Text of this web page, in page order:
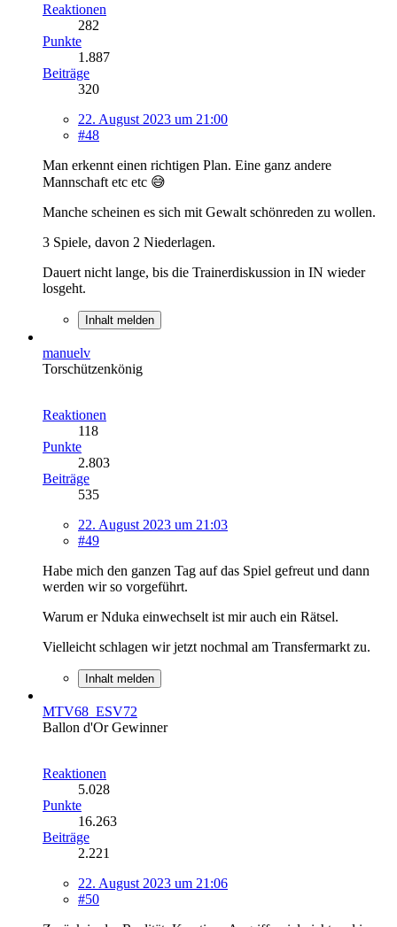
Reaktionen
282
Punkte
1.887
Beiträge
320
22. August 2023 um 21:00
#48
Man erkennt einen richtigen Plan. Eine ganz andere
Mannschaft etc etc 😅
Manche scheinen es sich mit Gewalt schönreden zu wollen.
3 Spiele, davon 2 Niederlagen.
Dauert nicht lange, bis die Trainerdiskussion in IN wieder
losgeht.
Inhalt melden
manuelv
Torschützenkönig
Reaktionen
118
Punkte
2.803
Beiträge
535
22. August 2023 um 21:03
#49
Habe mich den ganzen Tag auf das Spiel gefreut und dann
werden wir so vorgeführt.
Warum er Nduka einwechselt ist mir auch ein Rätsel.
Vielleicht schlagen wir jetzt nochmal am Transfermarkt zu.
Inhalt melden
MTV68_ESV72
Ballon d'Or Gewinner
Reaktionen
5.028
Punkte
16.263
Beiträge
2.221
22. August 2023 um 21:06
#50